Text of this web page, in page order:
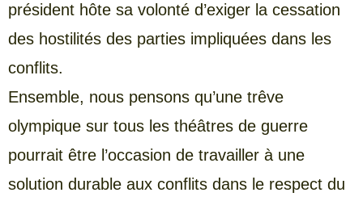
président hôte sa volonté d’exiger la cessation
des hostilités des parties impliquées dans les
conflits.
Ensemble, nous pensons qu’une trêve
olympique sur tous les théâtres de guerre
pourrait être l’occasion de travailler à une
solution durable aux conflits dans le respect du